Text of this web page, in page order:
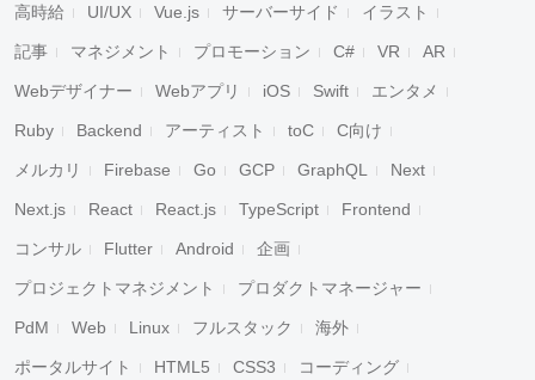
高時給 UI/UX Vue.js サーバーサイド イラスト
記事 マネジメント プロモーション C# VR AR
Webデザイナー Webアプリ iOS Swift エンタメ
Ruby Backend アーティスト toC C向け
メルカリ Firebase Go GCP GraphQL Next
Next.js React React.js TypeScript Frontend
コンサル Flutter Android 企画
プロジェクトマネジメント プロダクトマネージャー
PdM Web Linux フルスタック 海外
ポータルサイト HTML5 CSS3 コーディング